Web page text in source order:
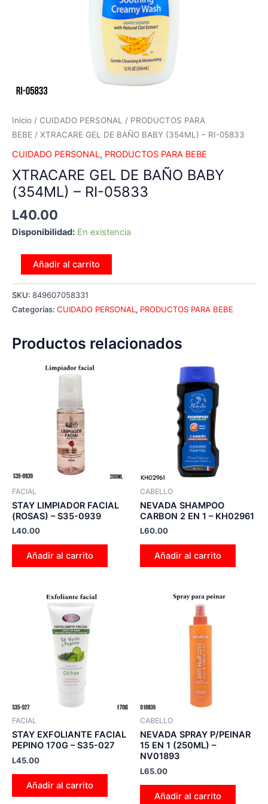
Inicio / CUIDADO PERSONAL / PRODUCTOS PARA
BEBE / XTRACARE GEL DE BAÑO BABY (354ML) – RI-05833
CUIDADO PERSONAL, PRODUCTOS PARA BEBE
XTRACARE GEL DE BAÑO BABY
(354ML) – RI-05833
L40.00
Disponibilidad: En existencia
Añadir al carrito
SKU: 849607058331
Categorías: CUIDADO PERSONAL, PRODUCTOS PARA BEBE
Productos relacionados
FACIAL
STAY LIMPIADOR FACIAL
(ROSAS) – S35-0939
L40.00
Añadir al carrito
CABELLO
NEVADA SHAMPOO
CARBON 2 EN 1 – KH02961
L60.00
Añadir al carrito
FACIAL
STAY EXFOLIANTE FACIAL
PEPINO 170G – S35-027
L45.00
Añadir al carrito
CABELLO
NEVADA SPRAY P/PEINAR
15 EN 1 (250ML) –
NV01893
L65.00
Añadir al carrito